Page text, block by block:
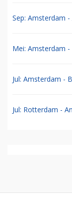
Sep: Amsterdam
Mei: Amsterdam
Jul: Amsterdam -
Jul: Rotterdam -